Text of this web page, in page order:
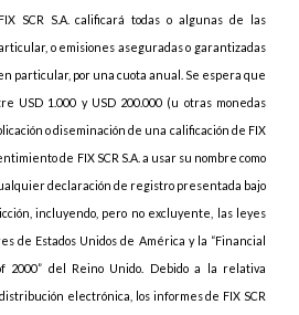
SCR S.A. calificará todas o algunas de las
o emisiones aseguradas o garantizadas
particular, por una cuota anual. Se espera que
USD 1.000 y USD 200.000 (u otras monedas
o diseminación de una calificación de FIX
de FIX SCR S.A. a usar su nombre como
declaración de registro presentada bajo
incluyendo, pero no excluyente, las leyes
de Estados Unidos de América y la “Financial
2000” del Reino Unido. Debido a la relativa
electrónica, los informes de FIX SCR